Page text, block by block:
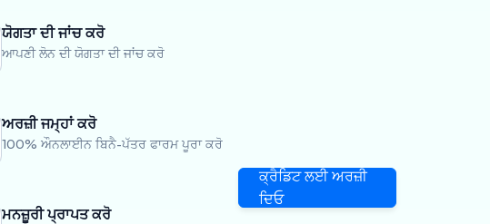
ਯੋਗਤਾ ਦੀ ਜਾਂਚ ਕਰੋ
ਆਪਣੀ ਲੋਨ ਦੀ ਯੋਗਤਾ ਦੀ ਜਾਂਚ ਕਰੋ
ਅਰਜ਼ੀ ਜਮ੍ਹਾਂ ਕਰੋ
100% ਔਨਲਾਈਨ ਬਿਨੈ-ਪੱਤਰ ਫਾਰਮ ਪੂਰਾ ਕਰੋ
ਮਨਜ਼ੂਰੀ ਪ੍ਰਾਪਤ ਕਰੋ
ਕ੍ਰੈਡਿਟ ਲਈ ਅਰਜ਼ੀ
ਦਿਓ